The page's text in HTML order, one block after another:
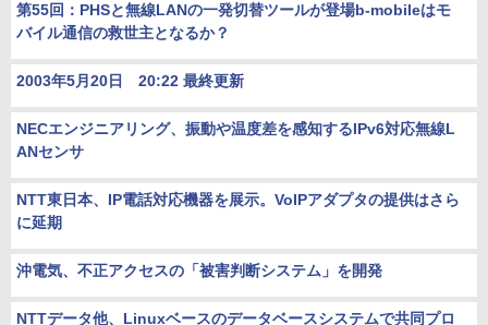
第55回：PHSと無線LANの一発切替ツールが登場b-mobileはモ
バイル通信の救世主となるか？
2003年5月20日 20:22 最終更新
NECエンジニアリング、振動や温度差を感知するIPv6対応無線L
ANセンサ
NTT東日本、IP電話対応機器を展示。VoIPアダプタの提供はさら
に延期
沖電気、不正アクセスの「被害判断システム」を開発
NTTデータ他、Linuxベースのデータベースシステムで共同プロ